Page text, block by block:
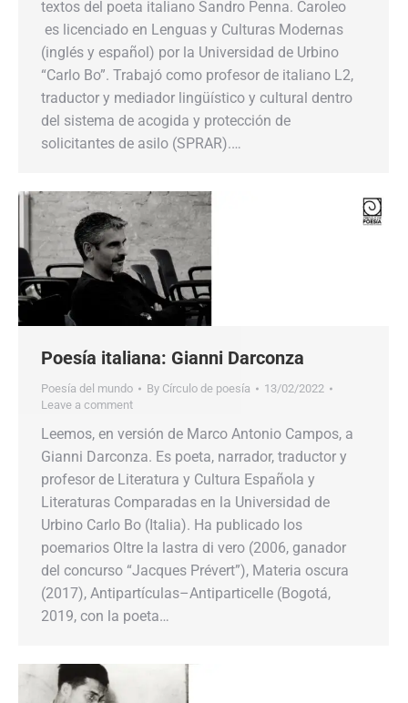
textos del poeta italiano Sandro Penna. Caroleo
es licenciado en Lenguas y Culturas Modernas
(inglés y español) por la Universidad de Urbino
“Carlo Bo”. Trabajó como profesor de italiano L2,
traductor y mediador lingüístico y cultural dentro
del sistema de acogida y protección de
solicitantes de asilo (SPRAR).…
Poesía italiana: Gianni Darconza
Poesía del mundo By Círculo de poesía
13/02/2022
Leave a comment
Leemos, en versión de Marco Antonio Campos, a
Gianni Darconza. Es poeta, narrador, traductor y
profesor de Literatura y Cultura Española y
Literaturas Comparadas en la Universidad de
Urbino Carlo Bo (Italia). Ha publicado los
poemarios Oltre la lastra di vero (2006, ganador
del concurso “Jacques Prévert”), Materia oscura
(2017), Antipartículas–Antiparticelle (Bogotá,
2019, con la poeta…